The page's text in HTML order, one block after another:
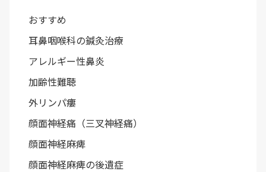
おすすめ
耳鼻咽喉科の鍼灸治療
アレルギー性鼻炎
加齢性難聴
外リンパ瘻
顔面神経痛（三叉神経痛）
顔面神経麻痺
顔面神経麻痺の後遺症